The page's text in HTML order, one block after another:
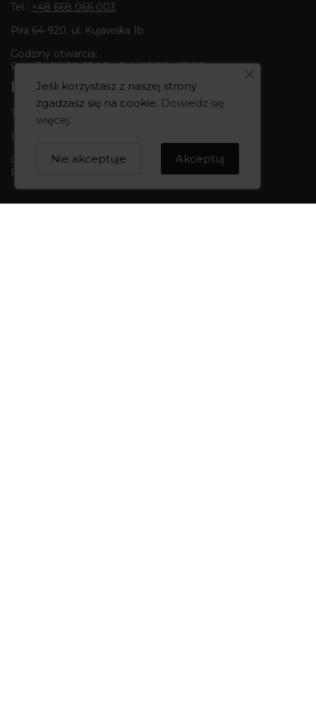
Tel.: +48 668 066 003
Piła 64-920, ul. Kujawska 1b
Godziny otwarcia:
Pon-Pt 09:00-17:00 | Sob 09:00 - 13:00
Butik & Pracownia
Tel.:
+48 668 680 727
Bydgoszcz 85-010, ul. Dworcowa 6
Godziny otwarcia:
Pon-Pt 10:00-18:00 | Sob 10:00 - 14:00
CREOWNIA
Jeśli korzystasz z naszej strony
zgadzasz się na cookie. Dowiedz się
więcej.
Akceptuj
Nie akceptuje